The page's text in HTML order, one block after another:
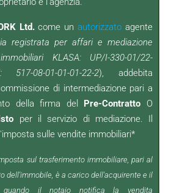
Ltd.come unautorizzato agente
registrata per affari e mediazione
KLASA: UP/I-330-01/22-
08-01-01-01-22-2), addebita
di intermediazione pari a
della firma del Pre-Contratto O
per il servizio di mediazione. Il
sulle vendite immobiliari*
sul trasferimento immobiliare, pari al
dell'immobile, è a carico dell'acquirente e il
quando il notaio notifica la vendita